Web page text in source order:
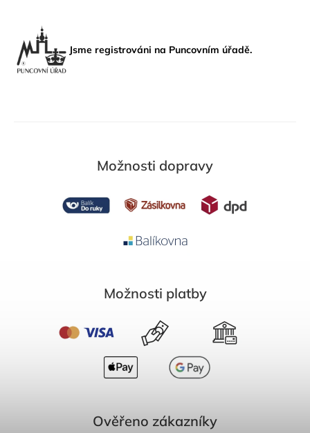
Jsme registrováni na Puncovním úřadě.
Možnosti dopravy
Možnosti platby
Ověřeno zákazníky